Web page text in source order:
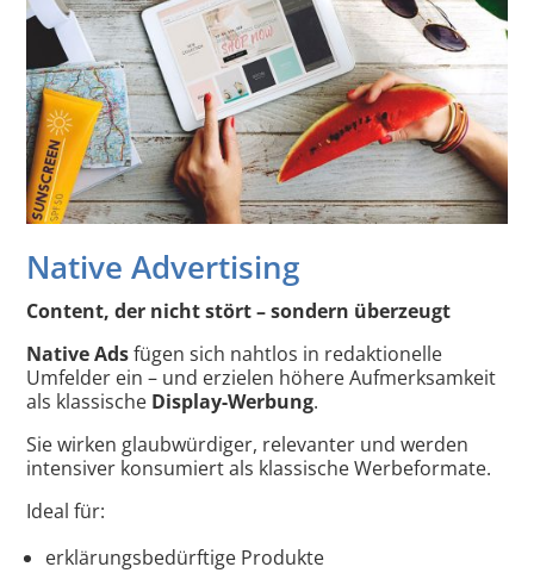
Native Advertising
Content, der nicht stört – sondern überzeugt
Native Adsfügen sich nahtlos in redaktionelle
Umfelder ein – und erzielen höhere Aufmerksamkeit
als klassische Display-Werbung.
Sie wirken glaubwürdiger, relevanter und werden
intensiver konsumiert als klassische Werbeformate.
Ideal für:
erklärungsbedürftige Produkte